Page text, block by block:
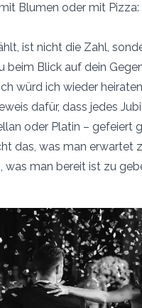
Blumen oder mit
ist nicht die Zahl,
beim Blick auf dein
würd ich wieder
dafür, dass jedes
oder Platin – gefeiert
das, was man erwartet
was man bereit ist zu